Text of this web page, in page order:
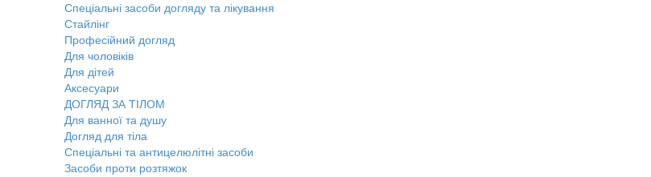
Спеціальні засоби догляду та лікування
Стайлінг
Професійний догляд
Для чоловіків
Для дітей
Аксесуари
ДОГЛЯД ЗА ТІЛОМ
Для ванної та душу
Догляд для тіла
Спеціальні та антицелюлітні засоби
Засоби проти розтяжок